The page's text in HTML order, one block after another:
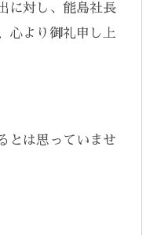
に対し、能島社長
心より御礼申し上
とは思っていませ